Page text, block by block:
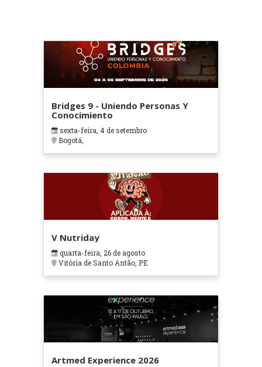
Bridges 9 - Uniendo Personas Y
Conocimiento
sexta-feira, 4 de setembro
Bogotá,
V Nutriday
quarta-feira, 26 de agosto
Vitória de Santo Antão, PE
Artmed Experience 2026